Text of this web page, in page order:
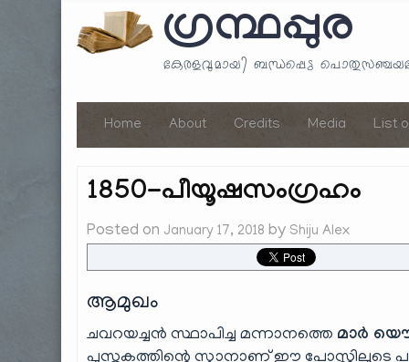
ഗ്രന്ഥപ്പുര
കേരളവുമായി ബന്ധപ്പെട്ട
Home About Credits Media List
1850-പീയൂഷസംഗ്രഹം
Posted on January 17, 2018 by Shiju Alex
ആമുഖം
ചവറയച്ചൻ സ്ഥാപിച്ച മന്നാനത്തെ മാർ
പുസ്തകത്തിന്റെ സ്കാനാണ് ഈ പോസ്റ്റിലൂടെ